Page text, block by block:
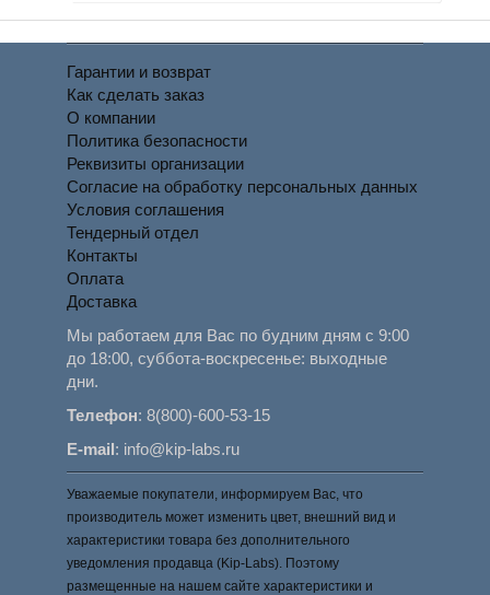
Гарантии и возврат
Как сделать заказ
О компании
Политика безопасности
Реквизиты организации
Согласие на обработку персональных данных
Условия соглашения
Тендерный отдел
Контакты
Оплата
Доставка
Мы работаем для Вас по будним дням с 9:00
до 18:00, суббота-воскресенье: выходные
дни.
Телефон:8(800)-600-53-15
E-mail: info@kip-labs.ru
Уважаемые покупатели, информируем Вас, что
производитель может изменить цвет, внешний вид и
характеристики товара без дополнительного
уведомления продавца (Kip-Labs). Поэтому
размещенные на нашем сайте характеристики и